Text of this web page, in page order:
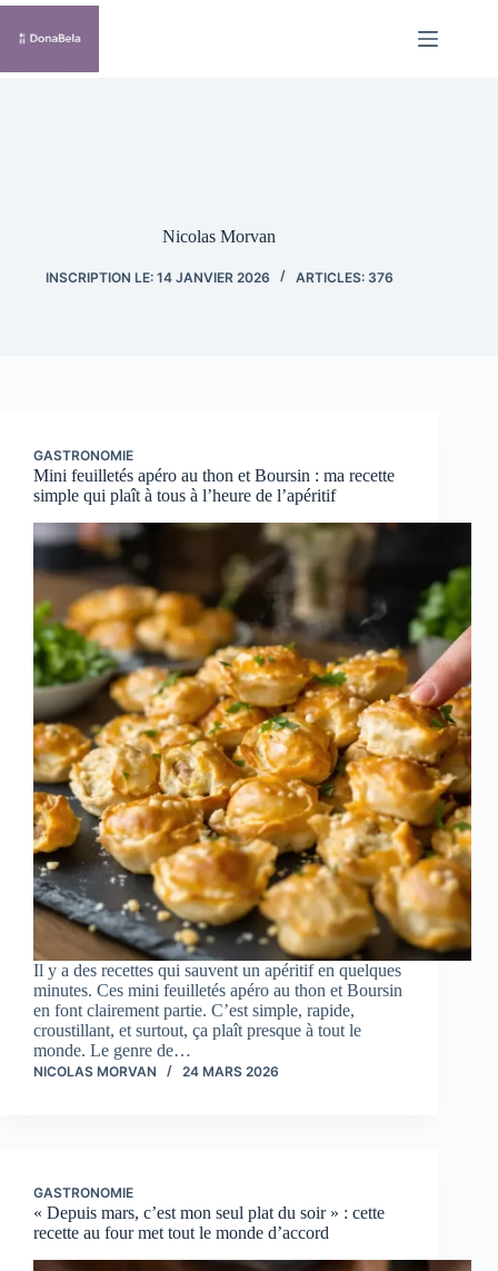
Passer
contenu
Nicolas Morvan
INSCRIPTION LE: 14 JANVIER 2026 ARTICLES: 376
GASTRONOMIE
Mini feuilletés apéro au thon et Boursin : ma recette
simple qui plaît à tous à l’heure de l’apéritif
Il y a des recettes qui sauvent un apéritif en quelques
minutes. Ces mini feuilletés apéro au thon et Boursin
en font clairement partie. C’est simple, rapide,
croustillant, et surtout, ça plaît presque à tout le
monde. Le genre de…
NICOLAS MORVAN 24 MARS 2026
GASTRONOMIE
« Depuis mars, c’est mon seul plat du soir » : cette
recette au four met tout le monde d’accord